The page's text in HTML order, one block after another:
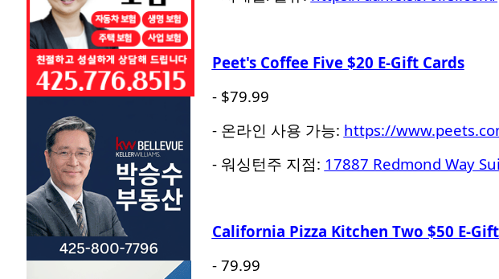
Peet's Coffee Five $20 E-Gift Cards
- $79.99
- 온라인 사용 가능: https://
- 워싱턴주 지점: 17887 Redmond Way
California Pizza Kitchen Two $50 E-
- 79.99